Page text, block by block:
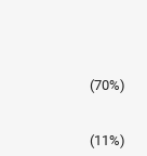
(70%)
(11%)